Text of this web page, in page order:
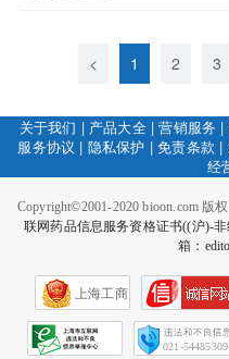
< 1 2 3
关于我们 | 产品大全|营销服务 |
服务协议 | 隐私保护 |免责条款 |
经
Copyright©2001-2020 bioon.com 版
联网药品信息服务资格证书((沪)-非
箱：
上海工商
021-